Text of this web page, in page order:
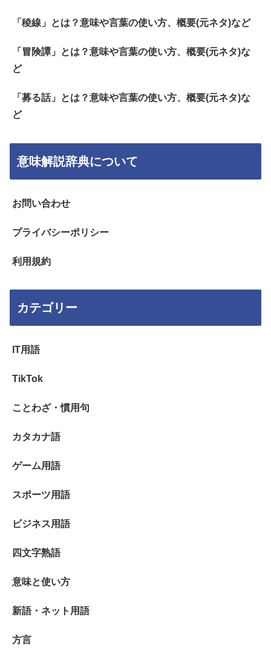
「稜線」とは？意味や言葉の使い方、概要(元ネタ)など
「冒険譚」とは？意味や言葉の使い方、概要(元ネタ)な
ど
「募る話」とは？意味や言葉の使い方、概要(元ネタ)な
ど
意味解説辞典について
お問い合わせ
プライバシーポリシー
利用規約
カテゴリー
IT用語
TikTok
ことわざ・慣用句
カタカナ語
ゲーム用語
スポーツ用語
ビジネス用語
四文字熟語
意味と使い方
新語・ネット用語
方言